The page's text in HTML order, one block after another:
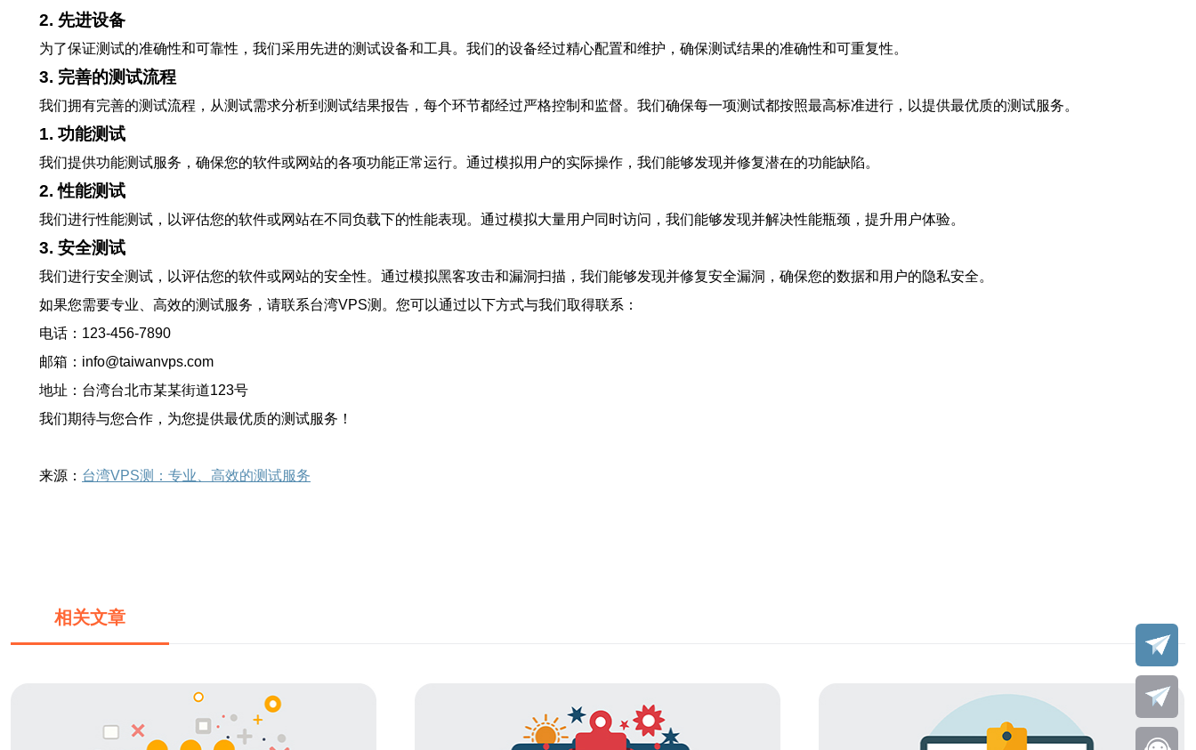
2. 先进设备
为了保证测试的准确性和可靠性，我们采用先进的测试设备和工具。我们的设备经过精心配置和维护，确保测试结果的准确性和可重复性。
3. 完善的测试流程
我们拥有完善的测试流程，从测试需求分析到测试结果报告，每个环节都经过严格控制和监督。我们确保每一项测试都按照最高标准进行，以提供最优质的测试服务。
1. 功能测试
我们提供功能测试服务，确保您的软件或网站的各项功能正常运行。通过模拟用户的实际操作，我们能够发现并修复潜在的功能缺陷。
2. 性能测试
我们进行性能测试，以评估您的软件或网站在不同负载下的性能表现。通过模拟大量用户同时访问，我们能够发现并解决性能瓶颈，提升用户体验。
3. 安全测试
我们进行安全测试，以评估您的软件或网站的安全性。通过模拟黑客攻击和漏洞扫描，我们能够发现并修复安全漏洞，确保您的数据和用户的隐私安全。
如果您需要专业、高效的测试服务，请联系台湾VPS测。您可以通过以下方式与我们取得联系：
电话：123-456-7890
邮箱：info@taiwanvps.com
地址：台湾台北市某某街道123号
我们期待与您合作，为您提供最优质的测试服务！
来源： 台湾VPS测：专业、高效的测试服务
相关文章